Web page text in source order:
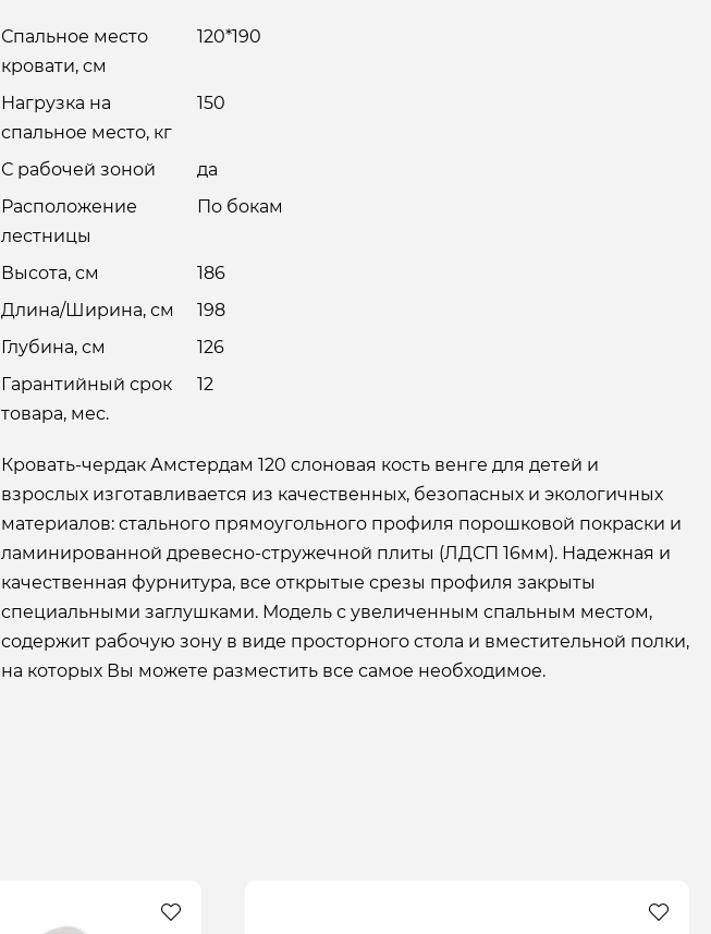
Спальное место
кровати, см
120*190
Нагрузка на
спальное место, кг
150
С рабочей зоной
да
Расположение
лестницы
По бокам
Высота, см
186
Длина/Ширина, см
198
Глубина, см
126
Гарантийный срок
товара, мес.
12
Кровать-чердак Амстердам 120 слоновая кость венге для детей и
взрослых изготавливается из качественных, безопасных и экологичных
материалов: стального прямоугольного профиля порошковой покраски и
ламинированной древесно-стружечной плиты (ЛДСП 16мм). Надежная и
качественная фурнитура, все открытые срезы профиля закрыты
специальными заглушками. Модель с увеличенным спальным местом,
содержит рабочую зону в виде просторного стола и вместительной полки,
на которых Вы можете разместить все самое необходимое.